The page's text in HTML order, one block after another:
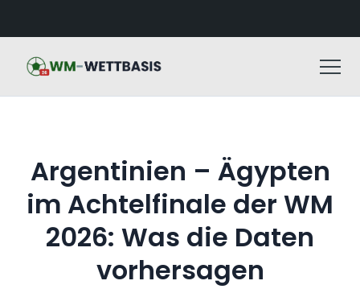
Argentinien – Ägypten
im Achtelfinale der WM
2026: Was die Daten
vorhersagen